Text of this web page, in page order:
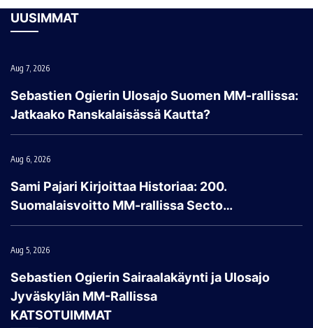
UUSIMMAT
Aug 7, 2026
Sebastien Ogierin Ulosajo Suomen MM-rallissa:
Jatkaako Ranskalaisässä Kautta?
Aug 6, 2026
Sami Pajari Kirjoittaa Historiaa: 200.
Suomalaisvoitto MM-rallissa Secto…
Aug 5, 2026
Sebastien Ogierin Sairaalakäynti ja Ulosajo
Jyväskylän MM-Rallissa
KATSOTUIMMAT